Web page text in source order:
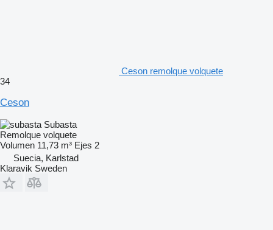
Ceson remolque volquete
34
Ceson
Subasta
Remolque volquete
Volumen 11,73 m³ Ejes 2
Suecia, Karlstad
Klaravik Sweden